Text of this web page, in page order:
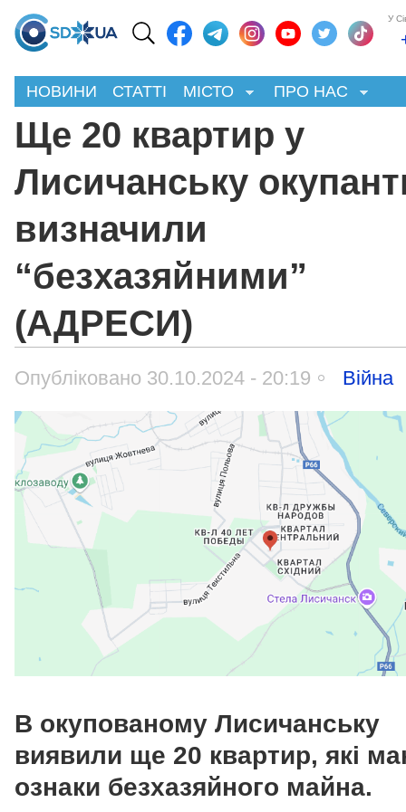
У
НОВИНИ СТАТТІ МІСТО ПРО НАС
Ще 20 квартир у
Лисичанську
визначили
“безхазяйними”
(АДРЕСИ)
Опубліковано 30.10.2024 - 20:19 Війна
В окупованому Лисичанську
виявили ще 20 квартир, які
ознаки безхазяйного майна.